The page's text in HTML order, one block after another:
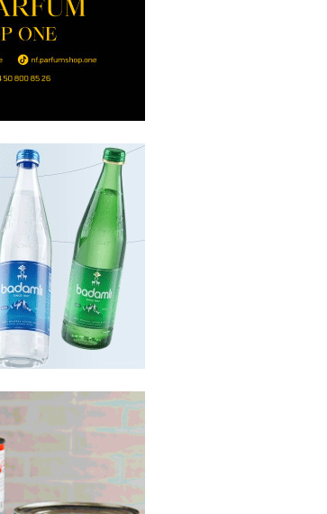
geri çağırdı
83
müsadirə EDİLDİ
83
atılan 1 milyon
iki günlük
73
arvad yanaraq
85